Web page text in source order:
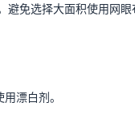
避免选择大面积使用网
漂白剂。